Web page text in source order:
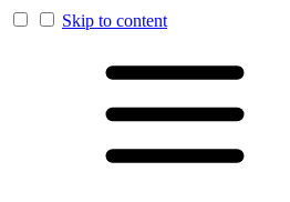
Skip to content